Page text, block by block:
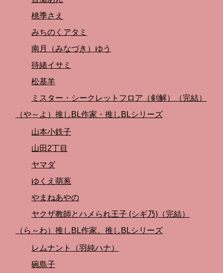
桃季さえ
みちのくアタミ
南月（みなづき）ゆう
待緒イサミ
松基羊
ミスター・シークレットフロア（剣解）（完結）
（や～よ）推しBL作家・推しBLシリーズ
山本小鉄子
山田2丁目
ヤマダ
ゆくえ萌葱
やまねあやの
ヤクザ教師とハメられ王子 (シギ乃)（完結）
（ら～わ）推しBL作家。推しBLシリーズ
レムナント（羽純ハナ）
碗島子